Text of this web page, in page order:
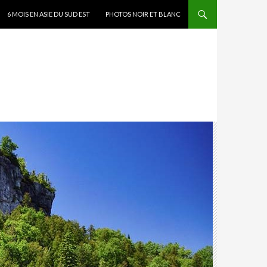
6 MOIS EN ASIE DU SUD EST PHOTOS NOIR ET BLANC